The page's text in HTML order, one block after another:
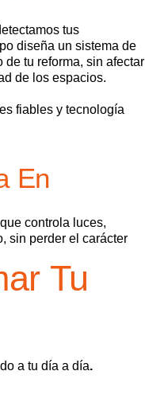
tus
diseña un sistema de
tu reforma, sin afectar
de los espacios.
fiables y tecnología
En
controla luces,
sin perder el carácter
Tu
a tu día a día.